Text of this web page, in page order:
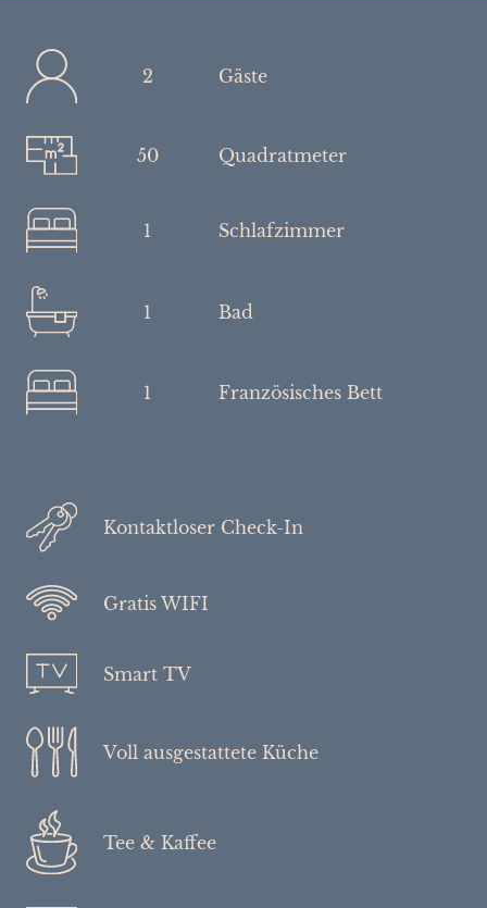
2 Gäste
50 Quadratmeter
1 Schlafzimmer
1 Bad
1 Französisches Bett
Kontaktloser Check-In
Gratis WIFI
Smart TV
Voll ausgestattete Küche
Tee & Kaffee